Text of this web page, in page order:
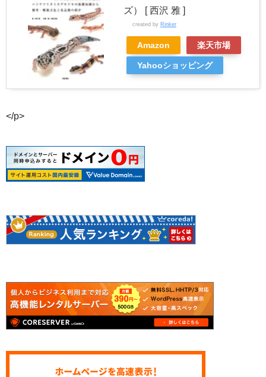
ズ） [ 西沢 雅 ]
created by Rinker
Amazon 楽天市場
Yahooショッピング
</p>